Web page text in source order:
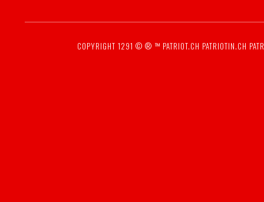
COPYRIGHT 1291 © ® ™ PATRIOT.CH PATRIOTIN.CH